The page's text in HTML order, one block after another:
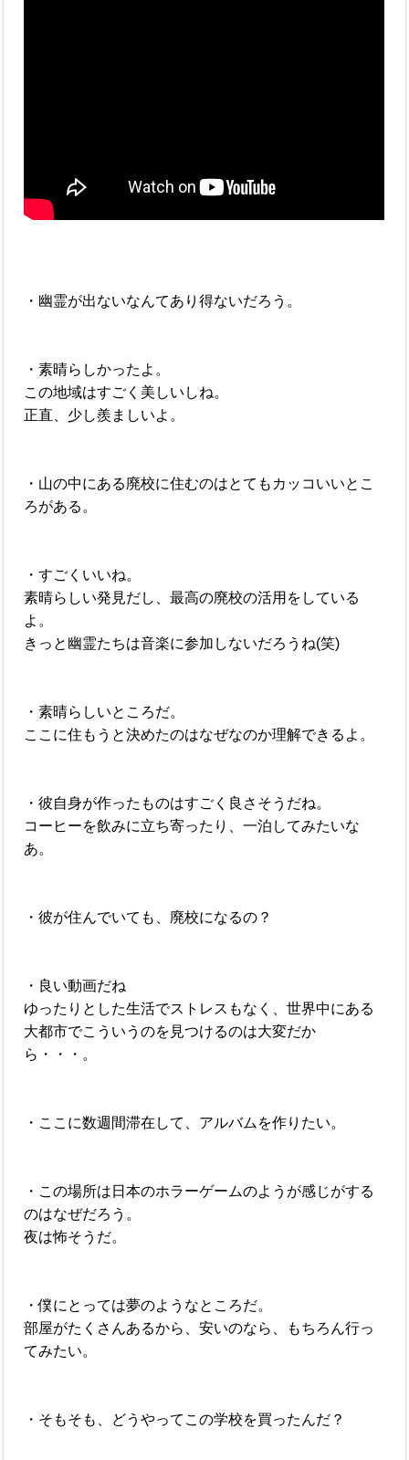
・幽霊が出ないなんてあり得ないだろう。
・素晴らしかったよ。
この地域はすごく美しいしね。
正直、少し羨ましいよ。
・山の中にある廃校に住むのはとてもカッコいいとこ
ろがある。
・すごくいいね。
素晴らしい発見だし、最高の廃校の活用をしている
よ。
きっと幽霊たちは音楽に参加しないだろうね(笑)
・素晴らしいところだ。
ここに住もうと決めたのはなぜなのか理解できるよ。
・彼自身が作ったものはすごく良さそうだね。
コーヒーを飲みに立ち寄ったり、一泊してみたいな
あ。
・彼が住んでいても、廃校になるの？
・良い動画だね
ゆったりとした生活でストレスもなく、世界中にある
大都市でこういうのを見つけるのは大変だか
ら・・・。
・ここに数週間滞在して、アルバムを作りたい。
・この場所は日本のホラーゲームのようが感じがする
のはなぜだろう。
夜は怖そうだ。
・僕にとっては夢のようなところだ。
部屋がたくさんあるから、安いのなら、もちろん行っ
てみたい。
・そもそも、どうやってこの学校を買ったんだ？